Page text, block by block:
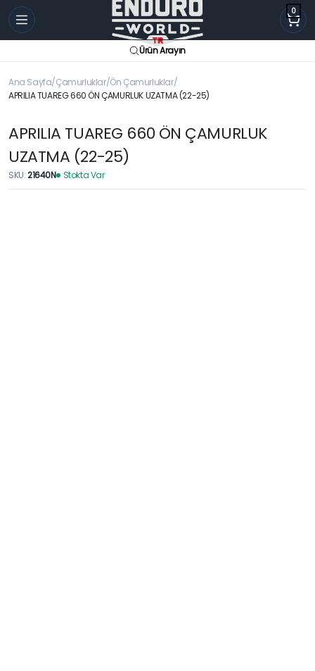
0
Ürün Arayın
Ana Sayfa Çamurluklar Ön Çamurluklar
APRILIA TUAREG 660 ÖN ÇAMURLUK UZATMA (22-25)
APRILIA TUAREG 660 ÖN ÇAMURLUK
UZATMA (22-25)
SKU:21640N Stokta Var